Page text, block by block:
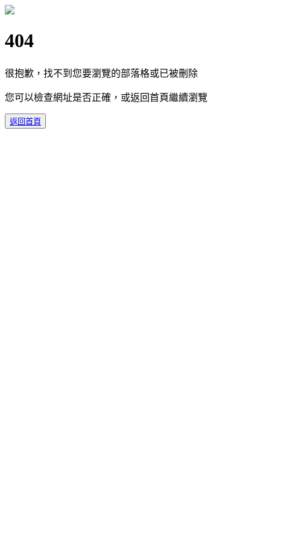
404
很抱歉，找不到您要瀏覽的部落格或已被刪除
您可以檢查網址是否正確，或返回首頁繼續瀏覽
返回首頁